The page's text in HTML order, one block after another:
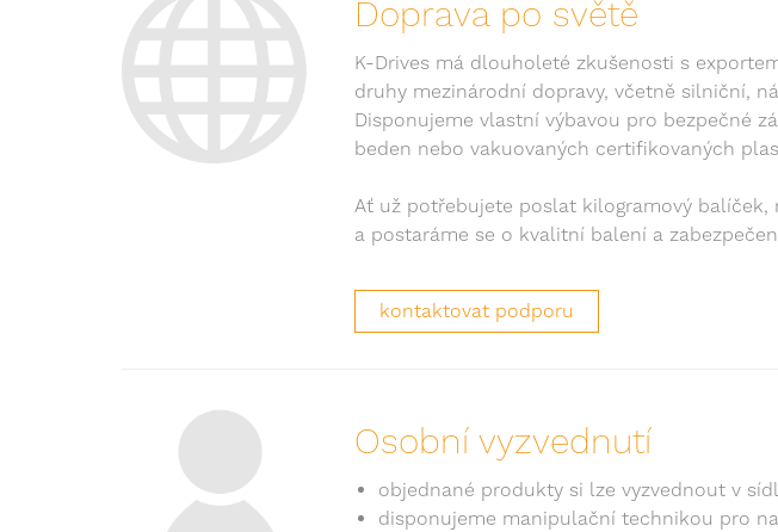
Doprava po světě
K-Drives má dlouholeté zkušenosti s
druhy mezinárodní dopravy, včetně silniční,
Disponujeme vlastní výbavou pro bezpečné
beden nebo vakuovaných certifikovaných
Ať už potřebujete poslat kilogramový
a postaráme se o kvalitní balení a
kontaktovat podporu
Osobní vyzvednutí
objednané produkty si lze vyzvednout v
disponujeme manipulační technikou pro